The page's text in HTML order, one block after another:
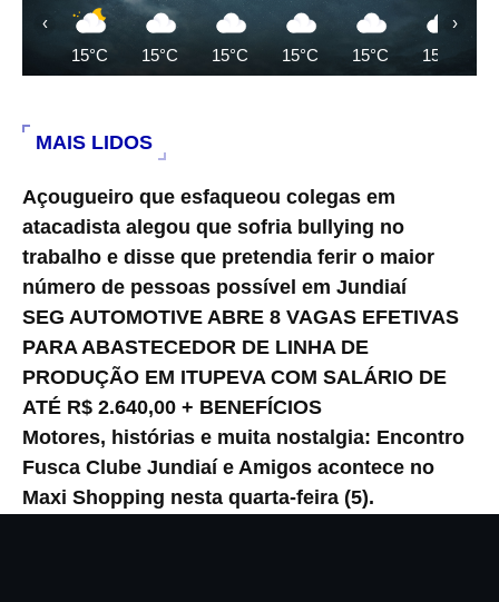
15°C 15°C 15°C 15°C 15°C 15°C
‹ ›
MAIS LIDOS
Açougueiro que esfaqueou colegas em
atacadista alegou que sofria bullying no
trabalho e disse que pretendia ferir o maior
número de pessoas possível em Jundiaí
SEG AUTOMOTIVE ABRE 8 VAGAS EFETIVAS
PARA ABASTECEDOR DE LINHA DE
PRODUÇÃO EM ITUPEVA COM SALÁRIO DE
ATÉ R$ 2.640,00 + BENEFÍCIOS
Motores, histórias e muita nostalgia: Encontro
Fusca Clube Jundiaí e Amigos acontece no
Maxi Shopping nesta quarta-feira (5).